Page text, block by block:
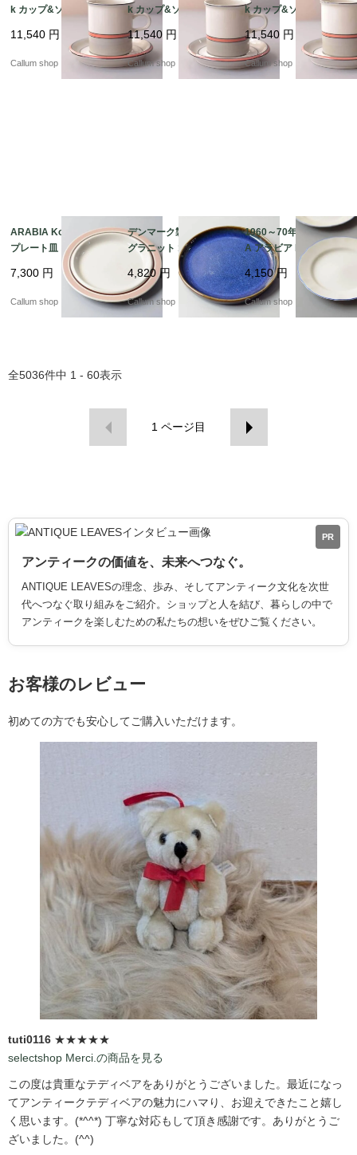
k カップ&ソーサー 7.5
器 フィンランド ヴィン
テージ アンティーク_it
11,540 円
Callum shop
k カップ&ソーサー 7.5
cm高 アスラク 北欧食
器 フィンランド ヴィン
テージ アンティーク_it
4419
11,540 円
Callum shop
k カップ&ソーサー 7.5
cm高 アスラク 北欧食
器 フィンランド ヴィン
テージ アンティーク_it
4418
11,540 円
Callum shop
ARABIA Koralli 20cm
プレート皿 アラビア コ
ラーリ コーラリ 北欧食
器 フィンランド 北欧
ヴィンテージ アンティ
7,300 円
Callum shop
デンマーク製 SOHOLM
グラニット 18cm プレ
ート お皿 スーホルム G
RANIT 北欧食器 北欧雑
貨 ヴィンテージ アンテ
ィーク_it4252
4,820 円
Callum shop
1960～70年代 ARABI
A アラビア Lilja 17cm
プレート お皿 リリヤ L
aila Hakala 北欧 食器
フィンランド 陶器 ヴィ
ンテージ_it4701
4,150円
Callum shop
全5036件中 1 - 60表示
1 ページ目
PR
アンティークの価値を、未来へつなぐ。
ANTIQUE LEAVESの理念、歩み、そしてアンティーク文化を次世
代へつなぐ取り組みをご紹介。ショップと人を結び、暮らしの中で
アンティークを楽しむための私たちの想いをぜひご覧ください。
お客様のレビュー
初めての方でも安心してご購入いただけます。
tuti0116 ★★★★★
selectshop Merci.の商品を見る
この度は貴重なテディベアをありがとうございました。最近になっ
てアンティークテディベアの魅力にハマり、お迎えできたこと嬉し
く思います。(*^^*) 丁寧な対応もして頂き感謝です。ありがとうご
ざいました。(^^)